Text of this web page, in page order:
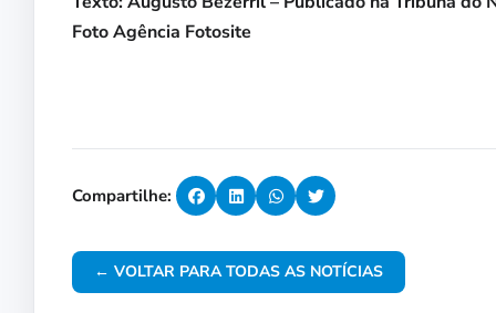
Foto Agência Fotosite
Compartilhe:
← VOLTAR PARA TODAS AS NOTÍCIAS